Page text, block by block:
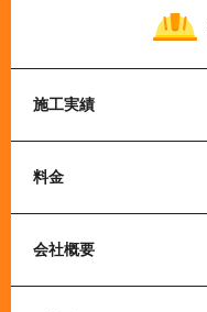
施工実績
料金
会社概要